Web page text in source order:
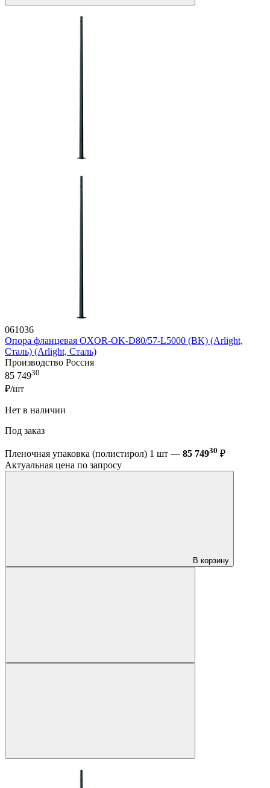
061036
Опора фланцевая OXOR-OK-D80/57-L5000 (BK) (Arlight,
Сталь) (Arlight, Сталь)
Производство Россия
85 74930
₽/шт
Нет в наличии
Под заказ
Пленочная упаковка (полистирол) 1 шт — 85 74930 ₽
Актуальная цена по запросу
В корзину